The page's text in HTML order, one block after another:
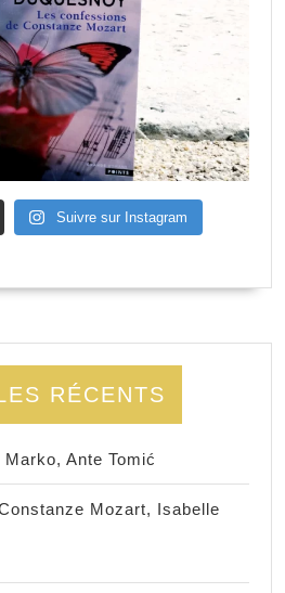
Suivre sur Instagram
RÉCENTS
Ante Tomić
Mozart, Isabelle